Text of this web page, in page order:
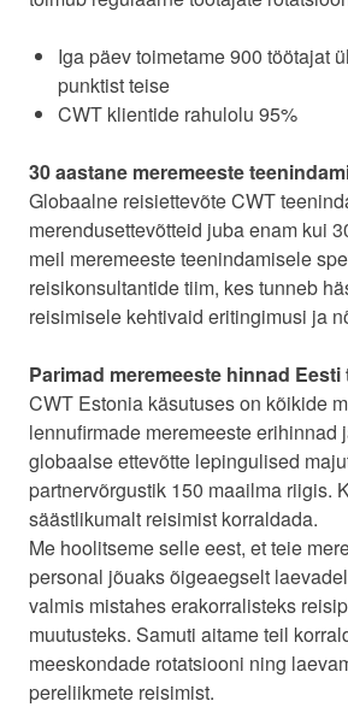
Iga päev toimetame 900 töötajat
punktist teise
CWT klientide rahulolu 95%
30 aastane meremeeste
Globaalne reisiettevõte CWT
merendusettevõtteid juba enam kui
meil meremeeste teenindamisele
reisikonsultantide tiim, kes tunneb
reisimisele kehtivaid eritingimusi ja
Parimad meremeeste hinnad Eesti
CWT Estonia käsutuses on kõikide
lennufirmade meremeeste erihinnad
globaalse ettevõtte lepingulised
partnervõrgustik 150 maailma riigis.
säästlikumalt reisimist korraldada.
Me hoolitseme selle eest, et teie
personal jõuaks õigeaegselt
valmis mistahes erakorralisteks
muutusteks. Samuti aitame teil
meeskondade rotatsiooni ning
pereliikmete reisimist.